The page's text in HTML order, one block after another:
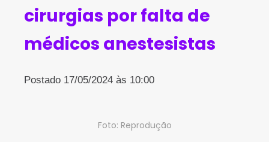
cirurgias por falta de
médicos anestesistas
Postado 17/05/2024 às 10:00
Foto: Reprodução